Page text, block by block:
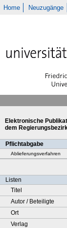
Home Neuzugänge
Elektronische
dem
Pflichtabgabe
Ablieferungsverfahren
Listen
Titel
Autor / Beteiligte
Ort
Verlag